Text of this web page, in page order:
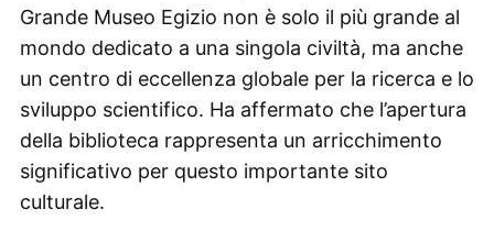
Grande Museo Egizio non è solo il più grande al
mondo dedicato a una singola civiltà, ma anche
un centro di eccellenza globale per la ricerca e lo
sviluppo scientifico. Ha affermato che l’apertura
della biblioteca rappresenta un arricchimento
significativo per questo importante sito
culturale.